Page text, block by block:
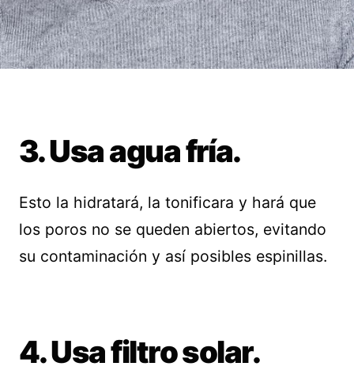
3. Usa agua fría.
Esto la hidratará, la tonificara y hará que
los poros no se queden abiertos, evitando
su contaminación y así posibles espinillas.
4. Usa filtro solar.